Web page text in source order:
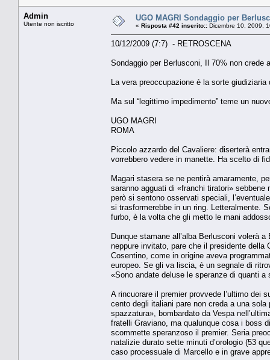
Admin
Utente non iscritto
UGO MAGRI Sondaggio per
« Risposta #42 inserito:: Dicembre 10, 2009,
10/12/2009 (7:7) - RETROSCENA
Sondaggio per Berlusconi, Il 70% non crede
La vera preoccupazione è la sorte
Ma sul “legittimo impedimento” teme un
UGO MAGRI
ROMA
Piccolo azzardo del Cavaliere: diserterà
vorrebbero vedere in manette. Ha scelto di
Magari stasera se ne pentirà amaramente,
saranno agguati di «franchi tiratori»
però si sentono osservati speciali,
si trasformerebbe in un ring. Letteralmente.
furbo, è la volta che gli metto le mani
Dunque stamane all’alba Berlusconi volerà
neppure invitato, pare che il presidente della
Cosentino, come in origine aveva
europeo. Se gli va liscia, è un segnale di
«Sono andate deluse le speranze di quanti
A rincuorare il premier provvede l’ultimo dei
cento degli italiani pare non creda a una
spazzatura», bombardato da Vespa
fratelli Graviano, ma qualunque cosa i boss
scommette speranzoso il premier. Seria
natalizie durato sette minuti d’orologio (53
caso processuale di Marcello e in grave